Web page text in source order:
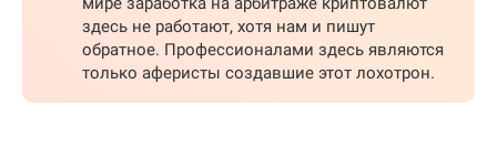
здесь не работают, хотя нам и пишут
обратное. Профессионалами здесь являются
только аферисты создавшие этот лохотрон.